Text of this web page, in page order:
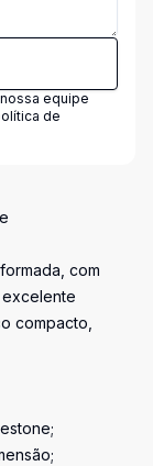
equipe
de
com
compacto,